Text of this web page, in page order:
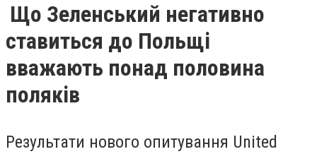
Що Зеленський негативно
ставиться до Польщі
вважають понад половина
поляків
Результати нового опитування United